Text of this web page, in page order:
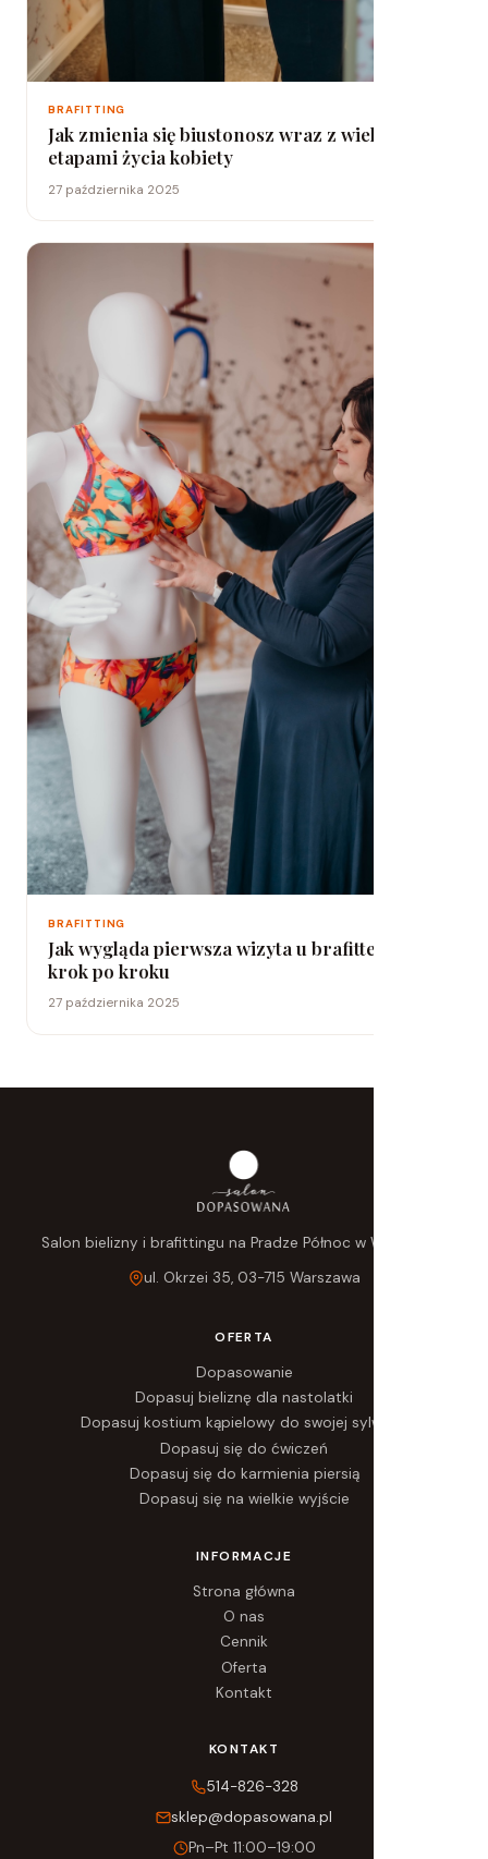
BRAFITTING
Jak zmienia się biustonosz wraz z wiekiem i
etapami życia kobiety
27 października 2025
BRAFITTING
Jak wygląda pierwsza wizyta u brafitterki –
krok po kroku
27 października 2025
Salon bielizny i brafittingu na Pradze Północ w Warszawie.
ul. Okrzei 35, 03-715 Warszawa
OFERTA
Dopasowanie
Dopasuj bieliznę dla nastolatki
Dopasuj kostium kąpielowy do swojej sylwetki
Dopasuj się do ćwiczeń
Dopasuj się do karmienia piersią
Dopasuj się na wielkie wyjście
INFORMACJE
Strona główna
O nas
Cennik
Oferta
Kontakt
KONTAKT
514-826-328
sklep@dopasowana.pl
Pn–Pt 11:00–19:00